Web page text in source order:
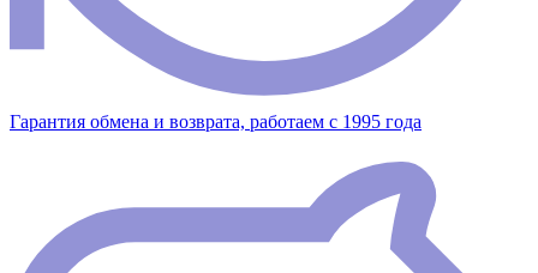
Гарантия обмена и возврата, работаем с 1995 года